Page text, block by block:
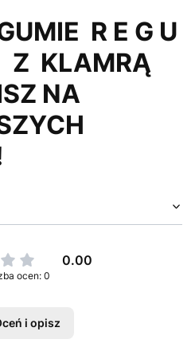
R E G U
Z KLAMRĄ
NA
0.00
ocen: 0
i opisz